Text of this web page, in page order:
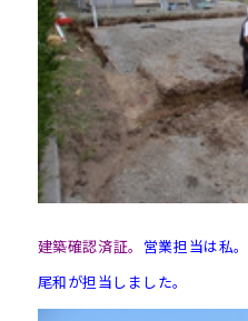
建築確認済証。 営業担当は私
尾和が担当しました。